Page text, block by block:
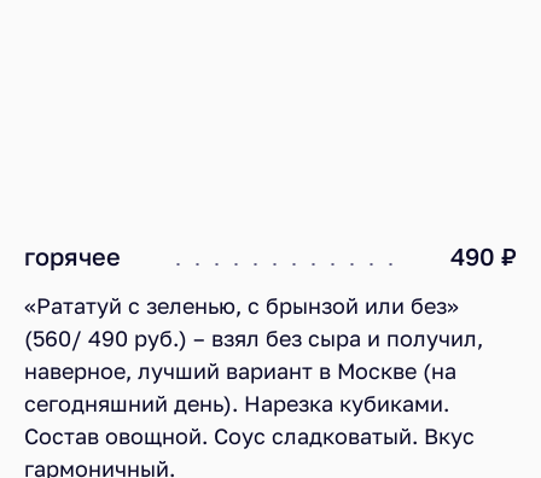
горячее 490 ₽
«Рататуй с зеленью, с брынзой или без»
(560/ 490 руб.) – взял без сыра и получил,
наверное, лучший вариант в Москве (на
сегодняшний день). Нарезка кубиками.
Состав овощной. Соус сладковатый. Вкус
гармоничный.